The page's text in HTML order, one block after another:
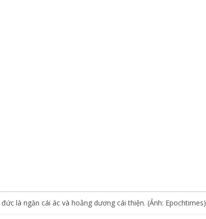
là ngăn cái ác và hoằng dương cái thiện. (Ảnh: Epochtimes)